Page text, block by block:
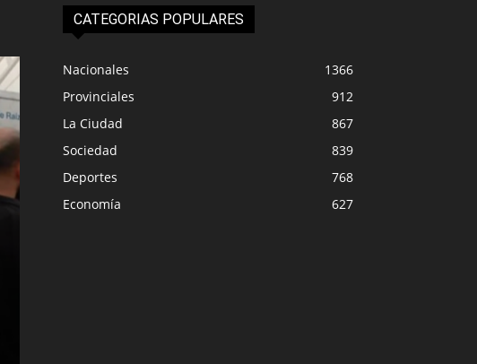
CATEGORIAS POPULARES
Nacionales
1366
Provinciales
912
La Ciudad
867
Sociedad
839
Deportes
768
Economía
627